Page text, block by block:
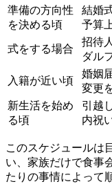
準備の方向性
を決める頃
結婚
予算
式をする場合
招待
ダル
入籍が近い頃
婚姻
変更
新生活を始め
る頃
引越
内祝
このスケジュールは
い、家族だけで食事
たりの事情によって